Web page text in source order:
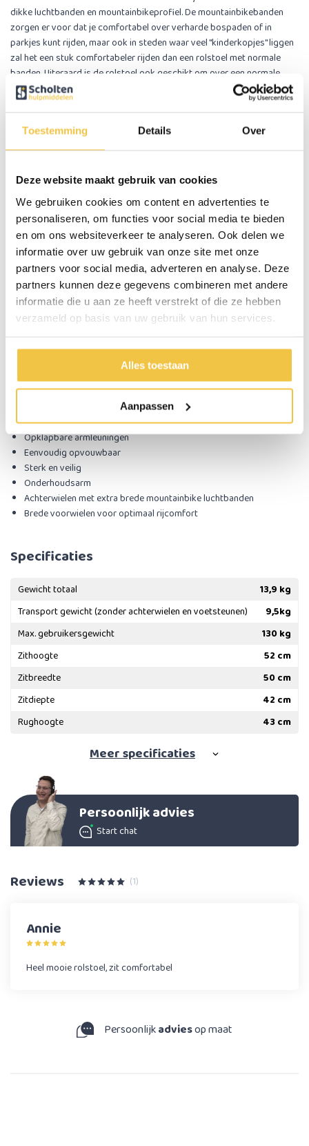
Toestemming Details Over
Deze website maakt gebruik van cookies
We gebruiken cookies om content en advertenties te
personaliseren, om functies voor social media te bieden
en om ons websiteverkeer te analyseren. Ook delen we
informatie over uw gebruik van onze site met onze
partners voor social media, adverteren en analyse. Deze
partners kunnen deze gegevens combineren met andere
informatie die u aan ze heeft verstrekt of die ze hebben
verzameld op basis van uw gebruik van hun services.
Alles toestaan
Aanpassen
dikke luchtbanden en mountainbikeprofiel. De mountainbikebanden
zorgen er voor dat je comfortabel over verharde bospaden of in
parkjes kunt rijden, maar ook in steden waar veel ''kinderkopjes'' liggen
zal het een stuk comfortabeler rijden dan een rolstoel met normale
banden. Uiteraard is de rolstoel ook geschikt om over een normale
(vlakke) ondergrond te rijden, binnenshuis kan er ook prima mee
gereden worden.
pomp om de banden op te pompen.
Met een eenvoudige druk op het clipje aan de voorzijde zijn de
armleuningen moeiteloos omhoog te klappen. Dit maakt het mogelijk
om de rolstoel dicht aan een tafel aan te schuiven en vergemakkelijkt
transfers, bijvoorbeeld vanuit een bed.
In hoogte verstelbare en afneembare voetsteunen
De voetsteunen kunnen eenvoudig van de rolstoel verwijderd worden
door het clipje aan de bovenzijde van de voetsteunen opzij te duwen.
De hoogte van de voetsteunen kunnen worden aangepast naar de
behoefte van de gebruiker.
Redenen om te kiezen voor deMultiMotion M10lichtgewicht
In hoogte verstelbare handvatten
In hoogte verstelbare en afneembare voetsteunen
Quick-release achterwielen
Opklapbare armleuningen
Eenvoudig opvouwbaar
Sterk en veilig
Onderhoudsarm
Achterwielen met extra brede mountainbike luchtbanden
Brede voorwielen voor optimaal rijcomfort
Specificaties
Gewicht totaal
13,9 kg
Transport gewicht (zonder achterwielen en voetsteunen)
9,5kg
Max. gebruikersgewicht
130 kg
Zithoogte
52 cm
Zitbreedte
50 cm
Zitdiepte
42 cm
Rughoogte
43 cm
Meerspecificaties
Persoonlijk advies
Start chat
Reviews (1)
Annie
Heel mooie rolstoel, zit comfortabel
9,3uit ruim 44.000